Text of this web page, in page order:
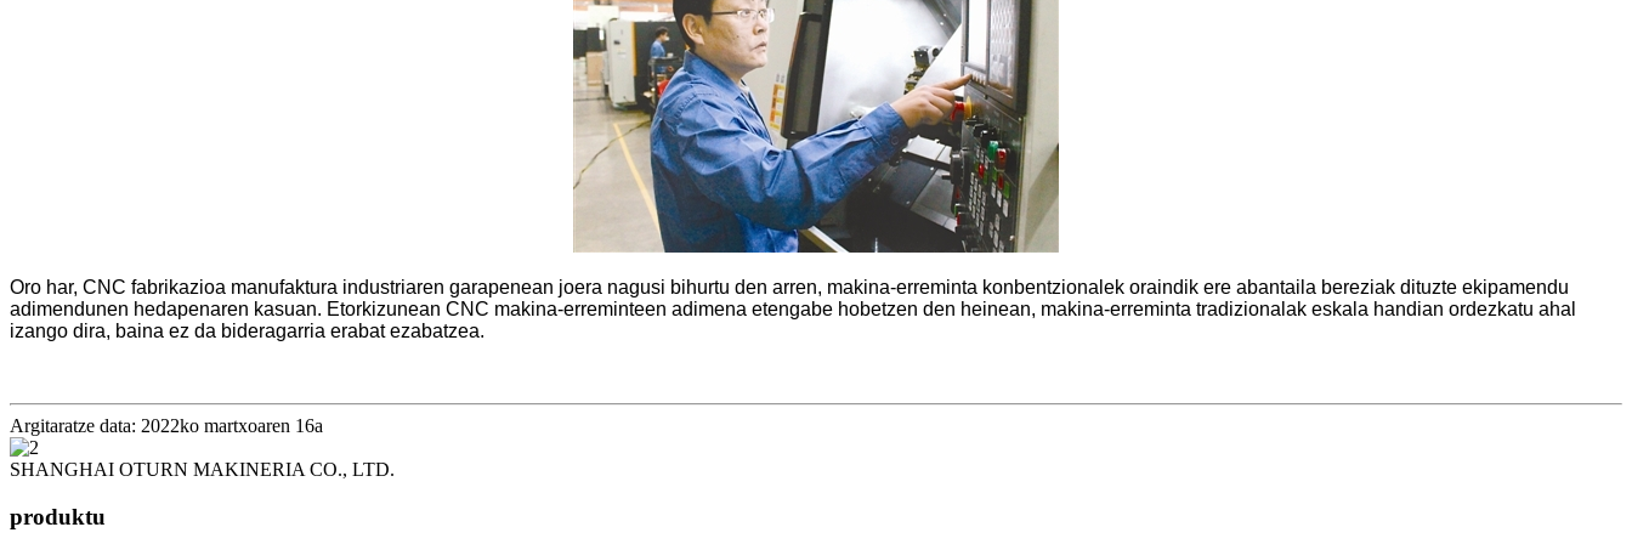
Oro har, CNC fabrikazioa manufaktura industriaren garapenean joera nagusi bihurtu den arren, makina-erreminta konbentzionalek oraindik ere abantaila bereziak dituzte ekipamendu
adimendunen hedapenaren kasuan. Etorkizunean CNC makina-erreminteen adimena etengabe hobetzen den heinean, makina-erreminta tradizionalak eskala handian ordezkatu ahal
izango dira, baina ez da bideragarria erabat ezabatzea.
Argitaratze data: 2022ko martxoaren 16a
SHANGHAI OTURN MAKINERIA CO., LTD.
produktu